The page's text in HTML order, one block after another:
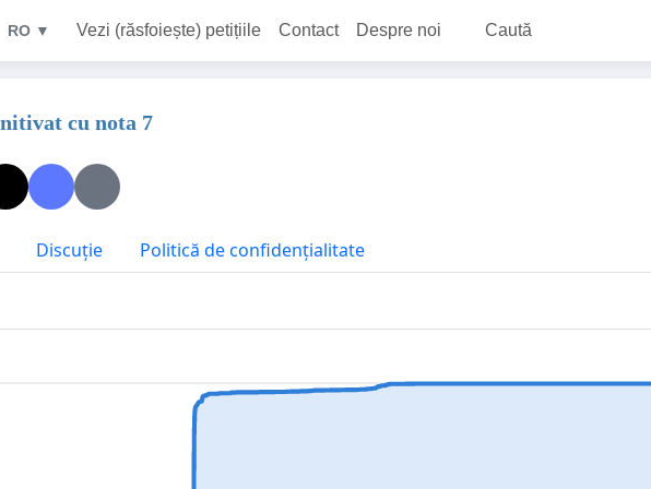
RO ▼ Vezi (răsfoiește) petițiile Contact Despre noi Caută
cu nota 7
Discuție Politică de confidențialitate